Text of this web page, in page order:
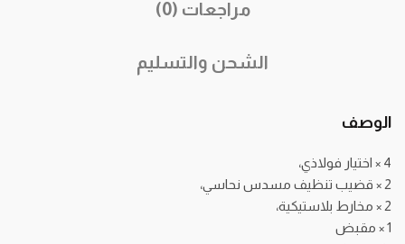
مراجعات (0)
الشحن والتسليم
الوصف
4 × اختيار فولاذي،
2 × قضيب تنظيف مسدس نحاسي،
2 × مخارط بلاستيكية،
1 × مقبض